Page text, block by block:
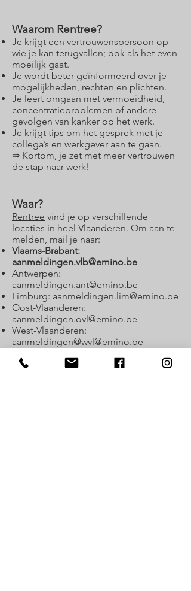
Waarom Rentree?
Je krijgt een vertrouwenspersoon op
wie je kan terugvallen; ook als het even
moeilijk gaat.
Je wordt beter geïnformeerd over je
mogelijkheden, rechten en plichten.
Je leert omgaan met vermoeidheid,
concentratieproblemen of andere
gevolgen van kanker op het werk.
Je krijgt tips om het gesprek met je
collega’s en werkgever aan te gaan.
⇒ Kortom, je zet met meer vertrouwen
de stap naar werk!
Waar?
Rentree vind je op verschillende
locaties in heel Vlaanderen. Om aan te
melden, mail je naar:
Vlaams-Brabant:
aanmeldingen.vlb@emino.be
Antwerpen:
aanmeldingen.ant@emino.be
Limburg: aanmeldingen.lim@emino.be
Oost-Vlaanderen:
aanmeldingen.ovl@emino.be
West-Vlaanderen:
aanmeldingen@wvl@emino.be